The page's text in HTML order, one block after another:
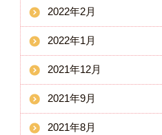
2022年2月
2022年1月
2021年12月
2021年9月
2021年8月